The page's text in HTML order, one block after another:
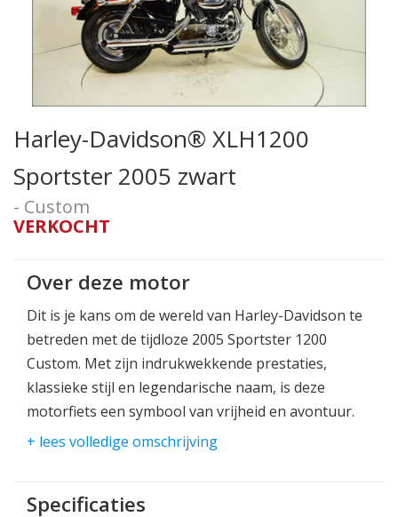
Harley-Davidson® XLH1200
Sportster 2005 zwart
- Custom
VERKOCHT
Over deze motor
Dit is je kans om de wereld van Harley-Davidson te
betreden met de tijdloze 2005 Sportster 1200
Custom. Met zijn indrukwekkende prestaties,
klassieke stijl en legendarische naam, is deze
motorfiets een symbool van vrijheid en avontuur.
**Krachtige Prestaties:**
die een opwindend vermogen en koppel levert. Of
+ lees volledige omschrijving
Specificaties